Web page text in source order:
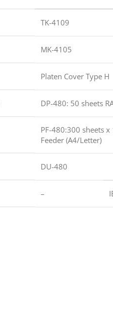
TK-4109
MK-4105
Platen Cover Type H
DP-480: 50 sheets
PF-480:300 sheets x
Feeder (A4/Letter)
DU-480
–